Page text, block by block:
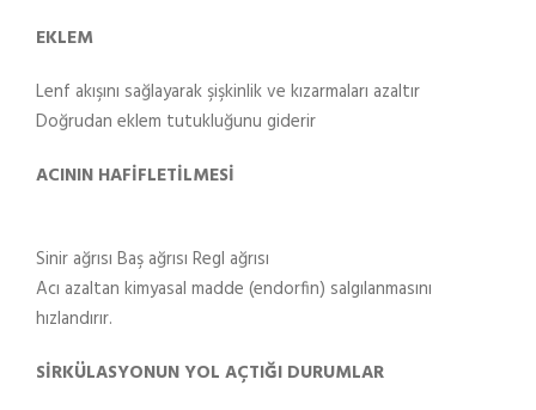
EKLEM
Lenf akışını sağlayarak şişkinlik ve kızarmaları azaltır
Doğrudan eklem tutukluğunu giderir
ACININ HAFİFLETİLMESİ
Sinir ağrısı Baş ağrısı Regl ağrısı
Acı azaltan kimyasal madde (endorfin) salgılanmasını
hızlandırır.
SİRKÜLASYONUN YOL AÇTIĞI DURUMLAR